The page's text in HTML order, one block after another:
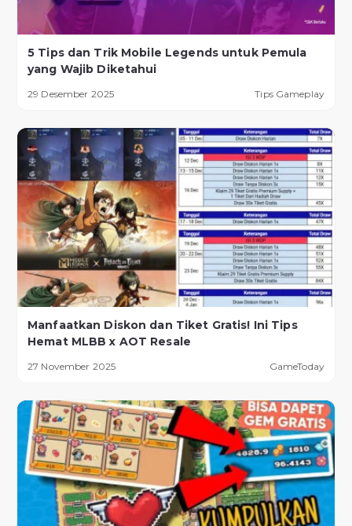
5 Tips dan Trik Mobile Legends untuk Pemula
yang Wajib Diketahui
29 Desember 2025 Tips Gameplay
Manfaatkan Diskon dan Tiket Gratis! Ini Tips
Hemat MLBB x AOT Resale
27 November 2025 GameToday